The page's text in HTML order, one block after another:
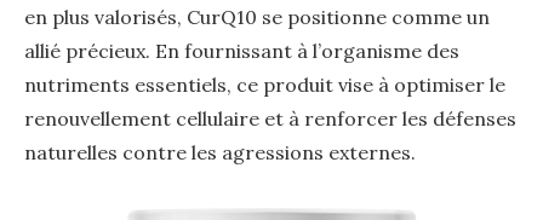
en plus valorisés, CurQ10 se positionne comme un
allié précieux. En fournissant à l’organisme des
nutriments essentiels, ce produit vise à optimiser le
renouvellement cellulaire et à renforcer les défenses
naturelles contre les agressions externes.